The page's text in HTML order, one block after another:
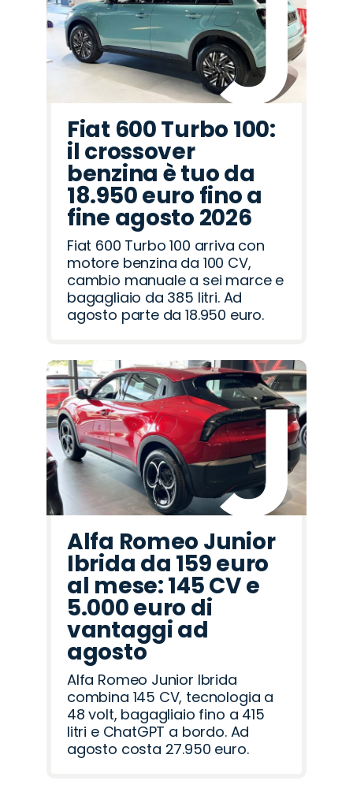
Romeo
Rover
Fiat 600 Turbo 100:
il crossover
benzina è tuo da
18.950 euro fino a
fine agosto 2026
Fiat 600 Turbo 100 arriva con
motore benzina da 100 CV,
cambio manuale a sei marce e
bagagliaio da 385 litri. Ad
agosto parte da 18.950 euro.
Alfa Romeo Junior
Ibrida da 159 euro
al mese: 145 CV e
5.000 euro di
vantaggi ad
agosto
Alfa Romeo Junior Ibrida
combina 145 CV, tecnologia a
48 volt, bagagliaio fino a 415
litri e ChatGPT a bordo. Ad
agosto costa 27.950 euro.